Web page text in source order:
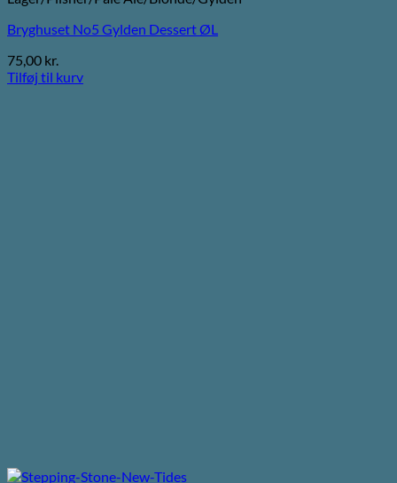
Bryghuset No5 Gylden Dessert ØL
75,00 kr.
Tilføj til kurv